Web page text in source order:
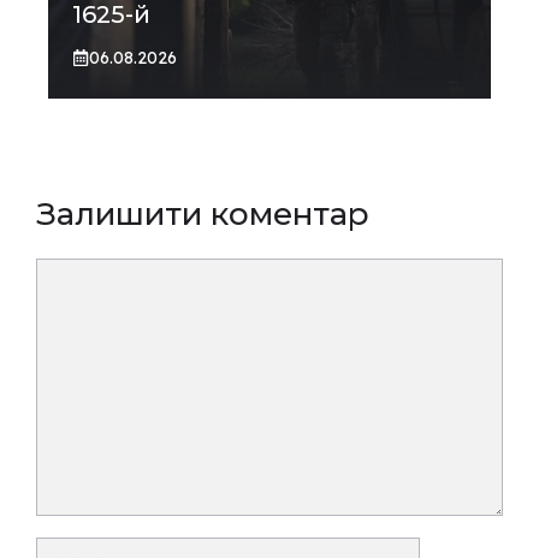
1625-й
06.08.2026
Залишити коментар